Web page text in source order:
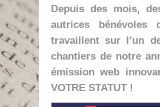
Depuis des mois,
autrices bénévoles
travaillent sur l’un
chantiers de notre
émission web
VOTRE STATUT !